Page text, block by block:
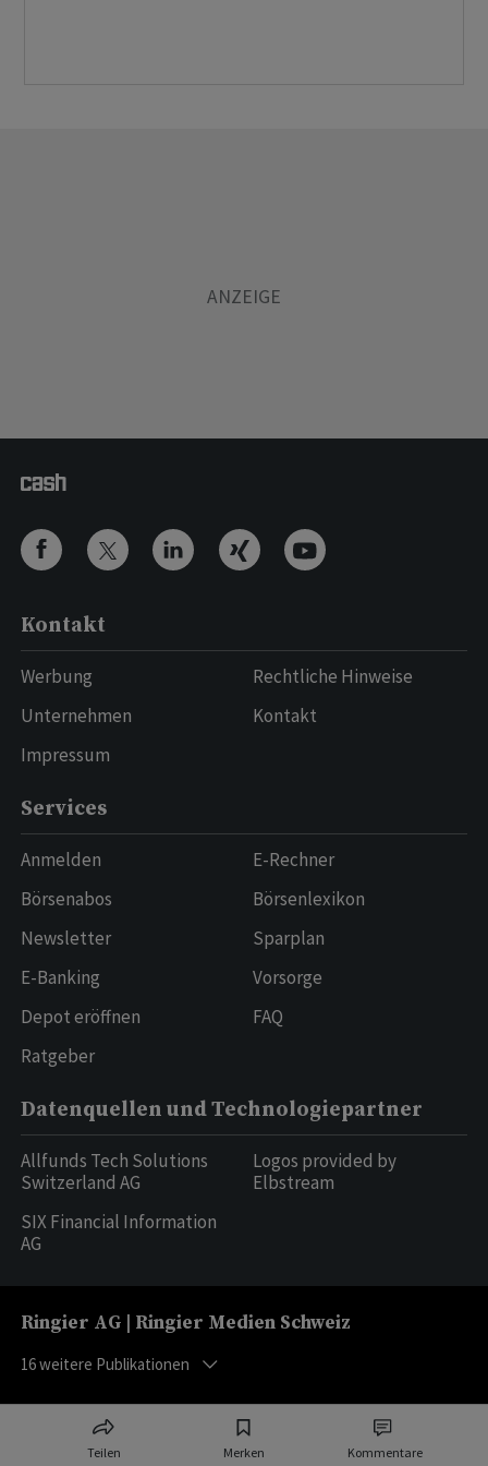
Teilen Merken Kommentare
Kontakt
Werbung
Unternehmen
Impressum
Rechtliche Hinweise
Kontakt
Services
Anmelden
Börsenabos
Newsletter
E-Banking
Depot eröffnen
Ratgeber
E-Rechner
Börsenlexikon
Sparplan
Vorsorge
FAQ
Datenquellen und Technologiepartner
Allfunds Tech Solutions
Switzerland AG
SIX Financial Information
AG
Logos provided by
Elbstream
Ringier AG | Ringier Medien Schweiz
16weitere Publikationen